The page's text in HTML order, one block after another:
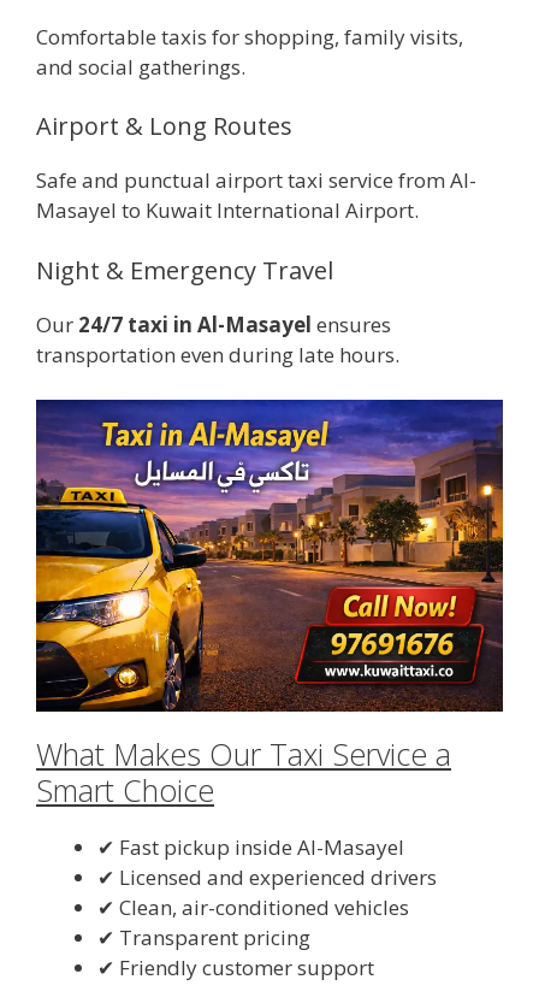
Comfortable taxis for shopping, family visits,
and social gatherings.
Airport & Long Routes
Safe and punctual airport taxi service from Al-
Masayel to Kuwait International Airport.
Night & Emergency Travel
Our 24/7 taxi in Al-Masayel ensures
transportation even during late hours.
What Makes Our Taxi Service a
Smart Choice
✔ Fast pickup inside Al-Masayel
✔ Licensed and experienced drivers
✔ Clean, air-conditioned vehicles
✔ Transparent pricing
✔ Friendly customer support